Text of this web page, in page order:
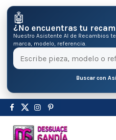
🤖
¿No encuentras tu
Nuestro Asistente AI de Recambios
marca, modelo, referencia.
Buscar con